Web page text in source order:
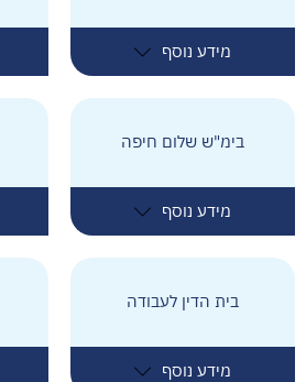
מידע נוסף
בימ"ש שלום חיפה
מידע נוסף
בית הדין לעבודה
מידע נוסף